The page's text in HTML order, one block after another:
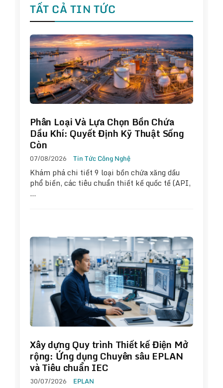
TẤT CẢ TIN TỨC
Phân Loại Và Lựa Chọn Bồn Chứa
Dầu Khí: Quyết Định Kỹ Thuật Sống
Còn
07/08/2026 Tin Tức Công Nghệ
Khám phá chi tiết 9 loại bồn chứa xăng dầu
phổ biến, các tiêu chuẩn thiết kế quốc tế (API,
…
Xây dựng Quy trình Thiết kế Điện Mở
rộng: Ứng dụng Chuyên sâu EPLAN
và Tiêu chuẩn IEC
30/07/2026 EPLAN